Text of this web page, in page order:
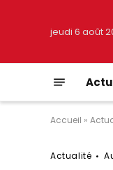
jeudi 6 août
Accueil »
Actualité